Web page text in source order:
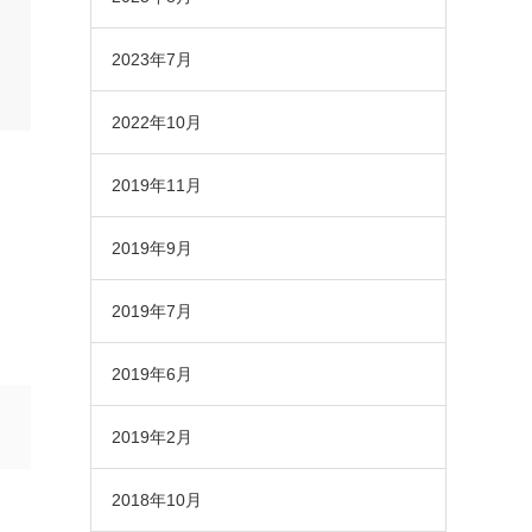
2023年7月
2022年10月
2019年11月
2019年9月
2019年7月
2019年6月
2019年2月
2018年10月